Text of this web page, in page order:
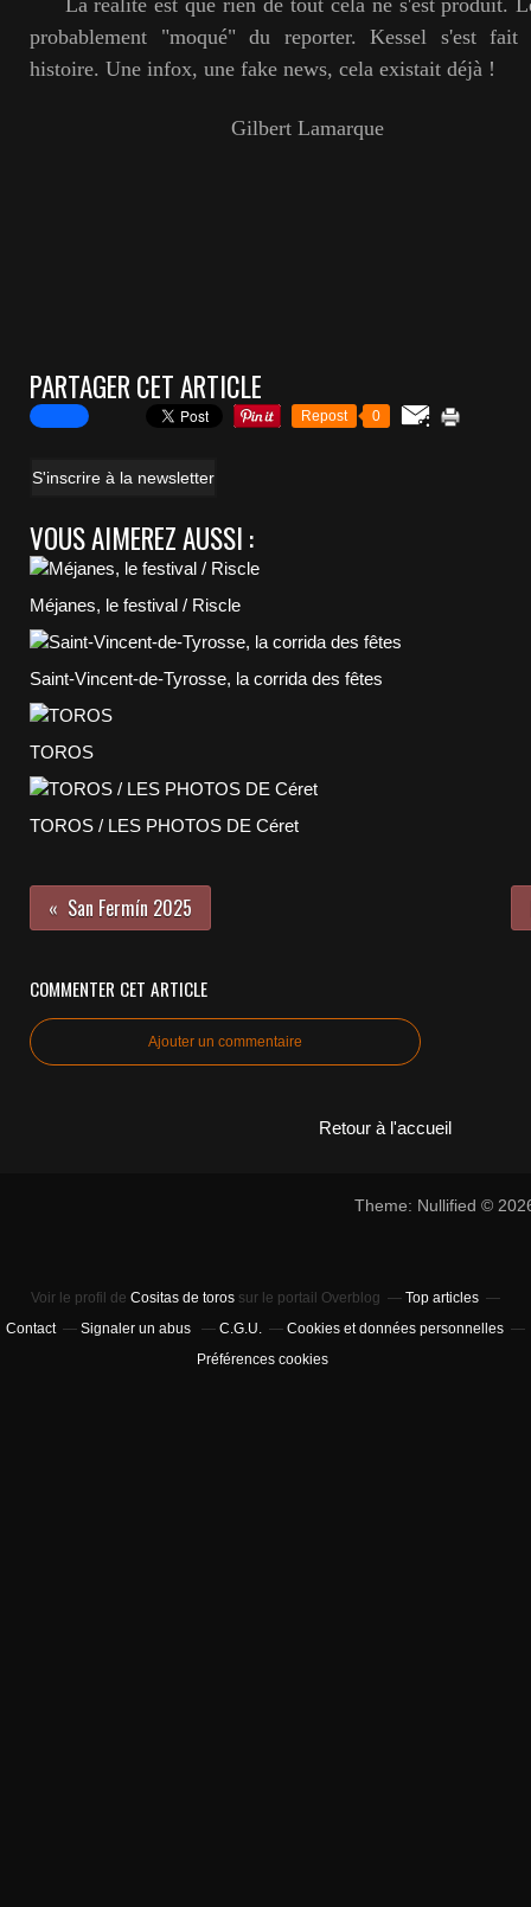
La réalité est que rien de tout cela ne s'est produit.
probablement "moqué" du reporter. Kessel s'est fait
histoire. Une infox, une fake news, cela existait déjà !
Gilbert Lamarque
PARTAGER CET ARTICLE
Repost 0
S'inscrire à la newsletter
VOUS AIMEREZ AUSSI :
Méjanes, le festival / Riscle
Saint-Vincent-de-Tyrosse, la corrida des fêtes
TOROS
TOROS / LES PHOTOS DE Céret
San Fermín 2025
COMMENTER CET ARTICLE
Ajouter un commentaire
Retour à l'accueil
Theme: Nullified ©
Voir le profil de Cositas de toros sur le portail Overblog
Top articles
Contact
Signaler un abus C.G.U.
Cookies et données personnelles
Préférences cookies